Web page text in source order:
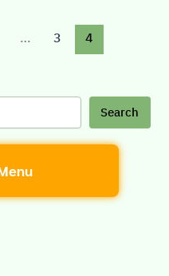
… 3 4
Search